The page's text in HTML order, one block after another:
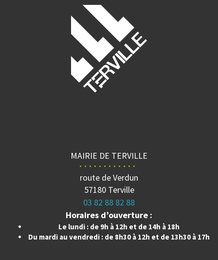
MAIRIE DE TERVILLE
route de Verdun
57180 Terville
03 82 88 82 88
Horaires d’ouverture :
Le lundi : de 9h à 12h et de 14h à 18h
Du mardi au vendredi : de 8h30 à 12h et de 13h30 à 17h